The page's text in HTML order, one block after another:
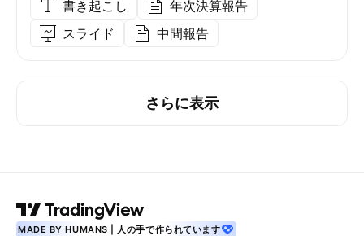
書き起こし
年次決算報告
スライド
中間報告
さらに表示
MADE BY HUMANS | 人の手で作られています